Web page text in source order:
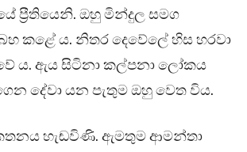
ප්‍රීතියෙනි. ඔහු මින්දුල සමග
කළේ ය. නිතර දෙවේලේ හිස හරවා
ය. ඇය සිටිනා කල්පනා ලෝකය
දේවා යන පැතුම ඔහු වෙත විය.
හැඬවිණි. ඇමතුම ආමන්තා